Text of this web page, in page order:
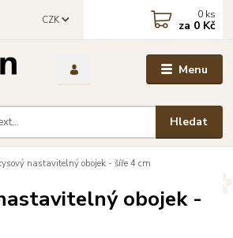
Menu
CZK
Hledat
0 ks
za 0 Kč
nastavitelný obojek - šíře 4 cm
obojek -